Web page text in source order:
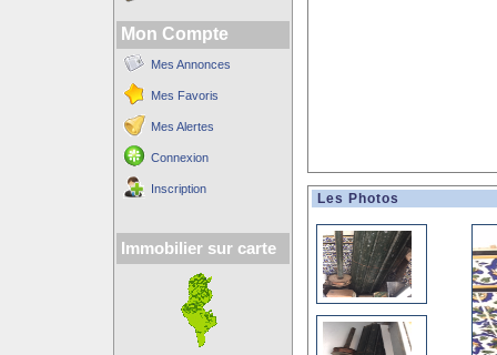
Mon Compte
Mes Annonces
Mes Favoris
Mes Alertes
Connexion
Inscription
Immobilier sur carte
Les Photos